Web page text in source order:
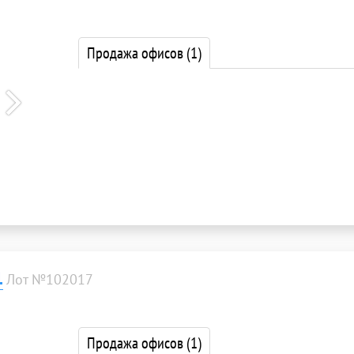
Продажа офисов(1)
Лот №102017
Продажа офисов(1)